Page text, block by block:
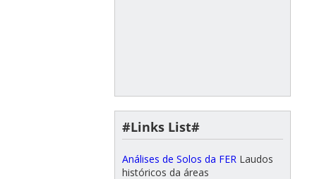
#Links List#
Análises de Solos da FER Laudos
históricos da áreas